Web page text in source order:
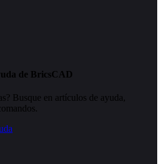
de BricsCAD
Busque en artículos de ayuda,